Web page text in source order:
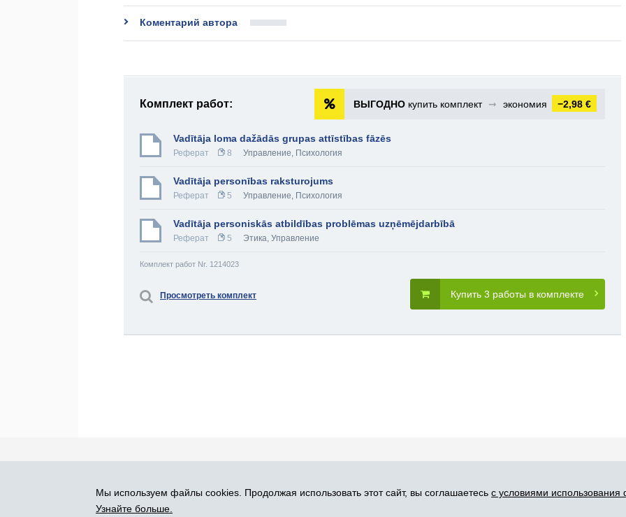
Коментарий автора
Комплект работ: ВЫГОДНО купить комплект ➞ экономия −2,98 €
Vadītāja loma dažādās grupas attīstības fāzēs
Реферат 8 Управление, Психология
Vadītāja personības raksturojums
Реферат 5 Управление, Психология
Vadītāja personiskās atbildības problēmas uzņēmējdarbībā
Реферат 5 Этика, Управление
Комплект работ Nr. 1214023
Купить 3 работы в комплекте
Просмотреть комплект
SIA „CDI” © 2002 - 2026
Мы используем файлы cookies. Продолжая использовать этот сайт, вы соглашаетесь с условиями использования
Узнайте больше.